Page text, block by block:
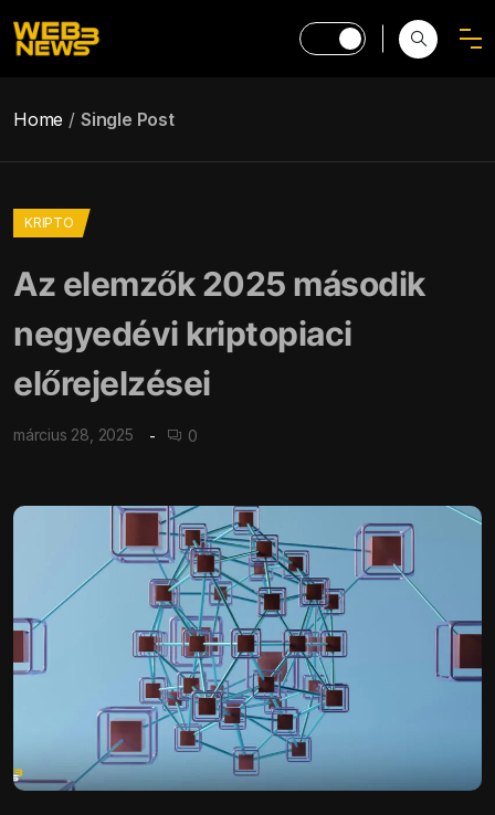
Home Single Post
KRIPTO
Az elemzők 2025 második
negyedévi kriptopiaci
előrejelzései
március 28, 2025 0